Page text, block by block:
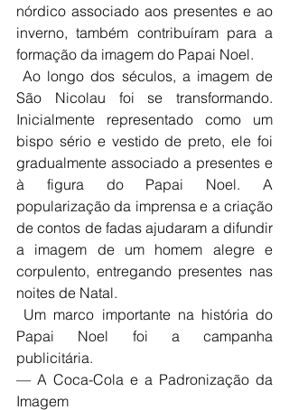
nórdico associado aos presentes e ao
inverno, também contribuíram para a
formação da imagem do Papai Noel.
Ao longo dos séculos, a imagem de
São Nicolau foi se transformando.
Inicialmente representado como um
bispo sério e vestido de preto, ele foi
gradualmente associado a presentes e
à figura do Papai Noel. A
popularização da imprensa e a criação
de contos de fadas ajudaram a difundir
a imagem de um homem alegre e
corpulento, entregando presentes nas
noites de Natal.
Papai Noel foi a campanha
publicitária.
— A Coca-Cola e a Padronização da
Imagem